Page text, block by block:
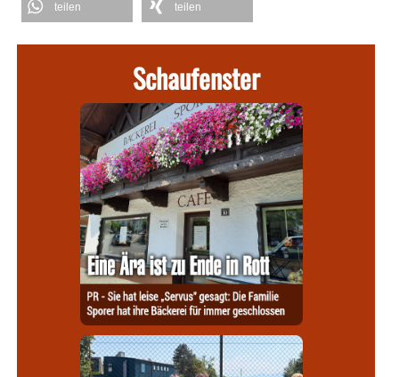
teilen teilen
Schaufenster